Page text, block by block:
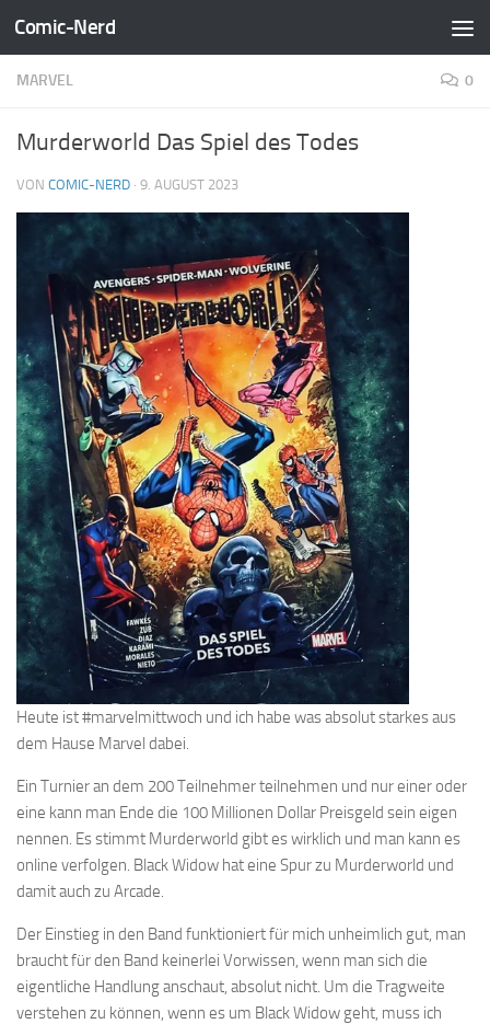
Zum Inhalt springen
Comic-Nerd
MARVEL 0
Murderworld Das Spiel des Todes
VON COMIC-NERD · 9. AUGUST 2023
Heute ist #marvelmittwoch und ich habe was absolut starkes aus
dem Hause Marvel dabei.
Ein Turnier an dem 200 Teilnehmer teilnehmen und nur einer oder
eine kann man Ende die 100 Millionen Dollar Preisgeld sein eigen
nennen. Es stimmt Murderworld gibt es wirklich und man kann es
online verfolgen. Black Widow hat eine Spur zu Murderworld und
damit auch zu Arcade.
Der Einstieg in den Band funktioniert für mich unheimlich gut, man
braucht für den Band keinerlei Vorwissen, wenn man sich die
eigentliche Handlung anschaut, absolut nicht. Um die Tragweite
verstehen zu können, wenn es um Black Widow geht, muss ich